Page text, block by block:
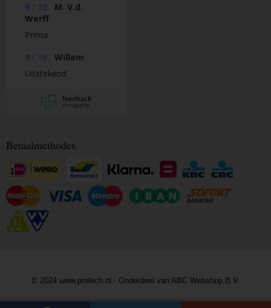
9 / 10
M. V.d.
Werff
Prima
9 / 10
Willem
Uitstekend
Betaalmethodes